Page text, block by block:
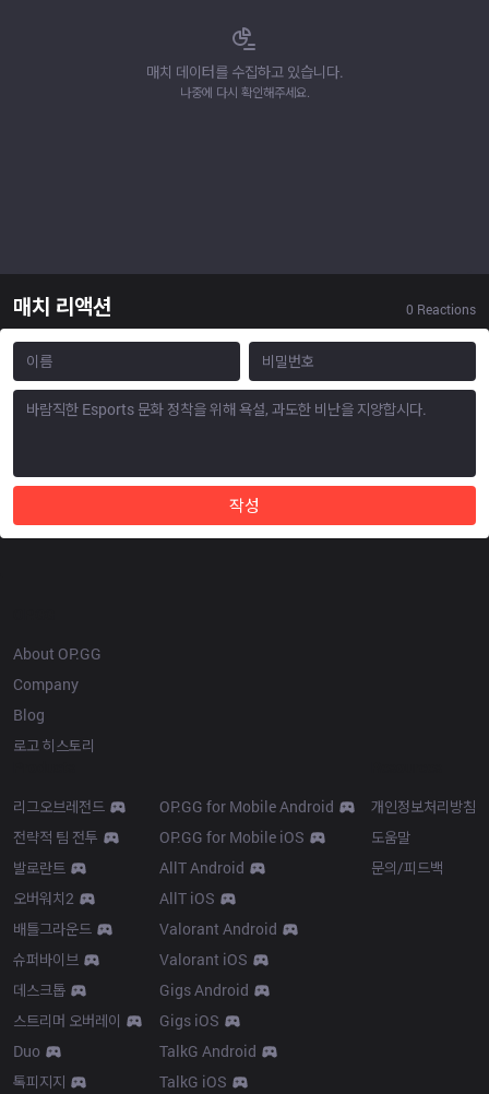
매치 데이터를 수집하고 있습니다.
나중에 다시 확인해주세요.
매치 리액션 0 Reactions
작성
About OP.GG
Company
Blog
로고 히스토리
리그오브레전드
전략적 팀 전투
발로란트
오버워치2
배틀그라운드
슈퍼바이브
데스크톱
스트리머 오버레이
Duo
톡피지지
OP.GG for Mobile Android
OP.GG for Mobile iOS
AllT Android
AllT iOS
Valorant Android
Valorant iOS
Gigs Android
Gigs iOS
TalkG Android
TalkG iOS
개인정보처리방침
도움말
문의/피드백